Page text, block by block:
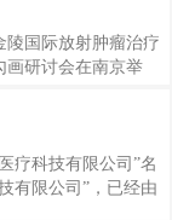
议。
陵国际放射肿瘤治疗
画研讨会在南京举
疗科技有限公司”名
有限公司”，已经由